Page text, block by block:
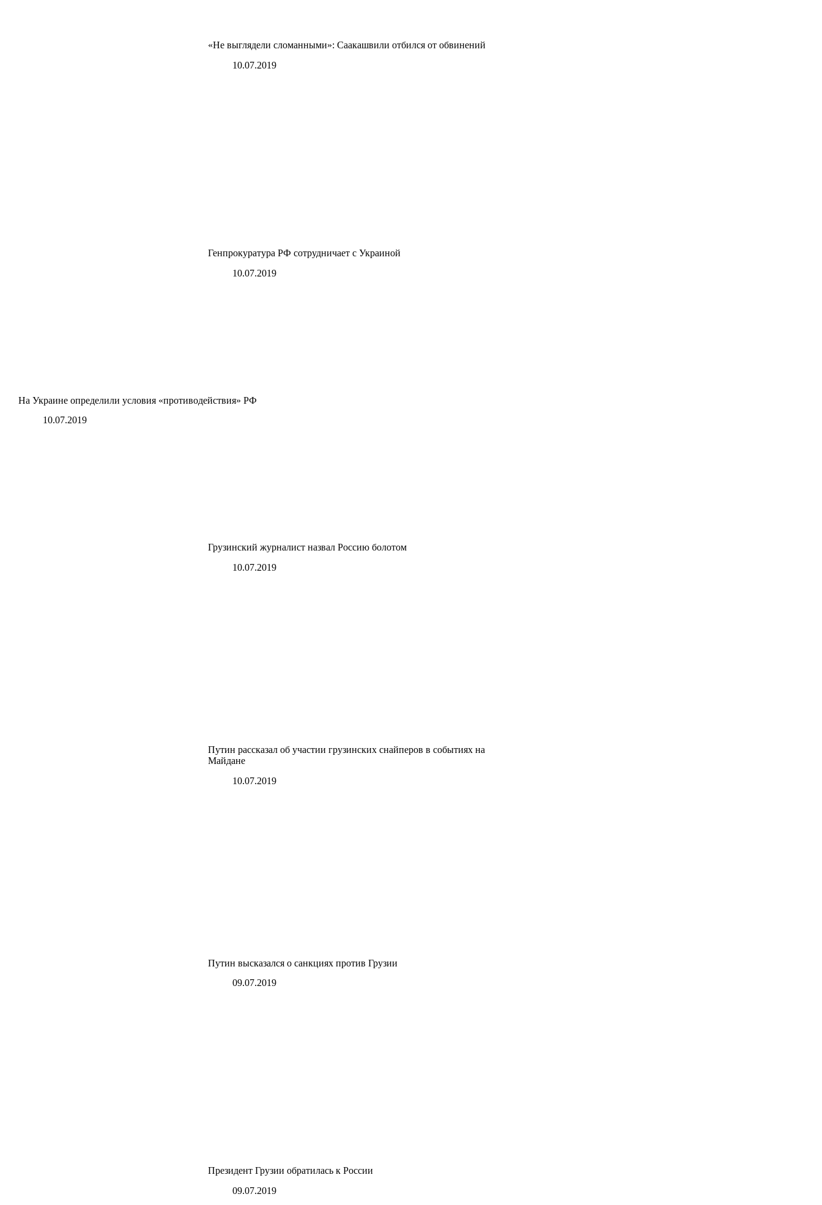
«Не выглядели сломанными»: Саакашвили отбился от обвинений
10.07.2019
Генпрокуратура РФ сотрудничает с Украиной
10.07.2019
На Украине определили условия «противодействия» РФ
10.07.2019
Грузинский журналист назвал Россию болотом
10.07.2019
Путин рассказал об участии грузинских снайперов в событиях на
Майдане
10.07.2019
Путин высказался о санкциях против Грузии
09.07.2019
Президент Грузии обратилась к России
09.07.2019